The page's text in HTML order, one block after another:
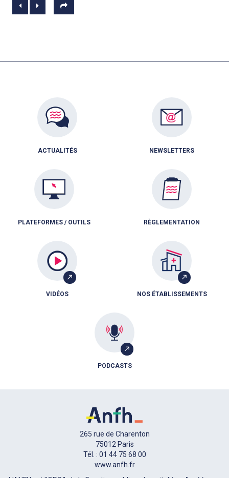
ACTUALITÉS NEWSLETTERS
PLATEFORMES / OUTILS RÈGLEMENTATION
VIDÉOS NOS ÉTABLISSEMENTS
PODCASTS
265 rue de Charenton
75012 Paris
Tél. : 01 44 75 68 00
www.anfh.fr